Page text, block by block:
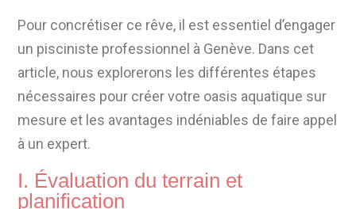
Pour concrétiser ce rêve, il est essentiel d’engager
un pisciniste professionnel à Genève. Dans cet
article, nous explorerons les différentes étapes
nécessaires pour créer votre oasis aquatique sur
mesure et les avantages indéniables de faire appel
à un expert.
I. Évaluation du terrain et
planification